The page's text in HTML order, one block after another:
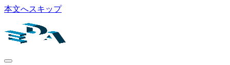
本文へスキップ